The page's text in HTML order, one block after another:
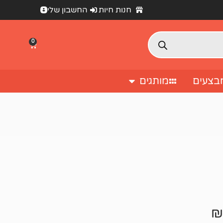
חנות חיות החשבון שלי
0
מותגים
₪